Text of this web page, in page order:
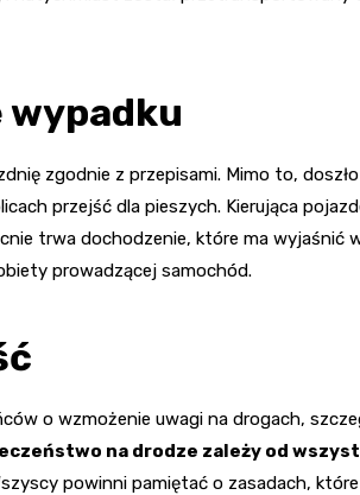
wypadku
zgodnie z przepisami. Mimo to,
przejść dla pieszych. Kierująca
trwa dochodzenie, które ma wyjaśnić
prowadzącej samochód.
o wzmożenie uwagi na drogach,
na drodze zależy od
powinni pamiętać o zasadach,